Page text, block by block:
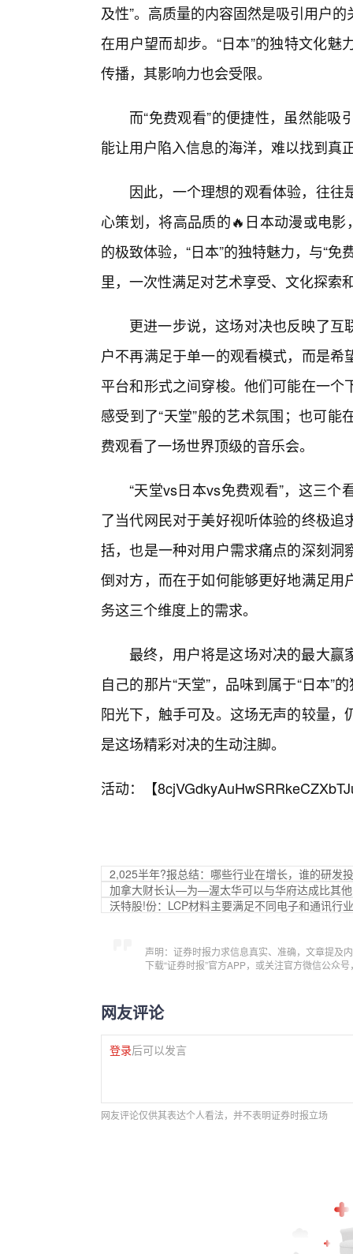
及性”。高质量的内容固然是吸引用户
在用户望而却步。“日本”的独特文化
传播，其影响力也会受限。
而“免费观看”的便捷性，虽然能
能让用户陷入信息的海洋，难以找到真
因此，一个理想的观看体验，往
心策划，将高品质的🔥日本动漫或电
的极致体验，“日本”的独特魅力，与“
里，一次性满足对艺术享受、文化探索
更进一步说，这场对决也反映了
户不再满足于单一的观看模式，而是
平台和形式之间穿梭。他们可能在一
感受到了“天堂”般的艺术氛围；也可
费观看了一场世界顶级的音乐会。
“天堂vs日本vs免费观看”，这三
了当代网民对于美好视听体验的终极
括，也是一种对用户需求痛点的深刻
倒对方，而在于如何能够更好地满足
务这三个维度上的需求。
最终，用户将是这场对决的最大赢
自己的那片“天堂”，品味到属于“日本”
阳光下，触手可及。这场无声的较量
是这场精彩对决的生动注脚。
活动：【
2,025半年?报总结：哪些行业在增长，谁的研发
加拿大财长认—为—渥太华可以与华府达成比其
沃特股!份：LCP材料主要满足不同电子和通讯行
声明：证券时报力求信息真实、准确，文章提及
下载“证券时报”官方APP，或关注官方微信公众
网友评论
登录后可以发言
网友评论仅供其表达个人看法，并不表明证券时报立场